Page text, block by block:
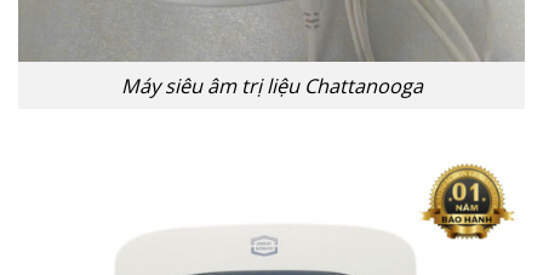
Máy siêu âm trị liệu Chattanooga